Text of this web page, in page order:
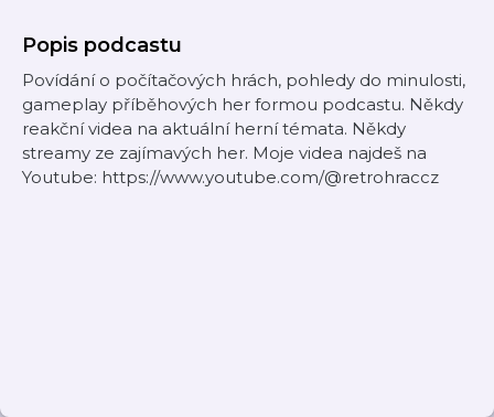
Popis podcastu
Povídání o počítačových hrách, pohledy do minulosti,
gameplay příběhových her formou podcastu. Někdy
reakční videa na aktuální herní témata. Někdy
streamy ze zajímavých her. Moje videa najdeš na
Youtube: https://www.youtube.com/@retrohraccz